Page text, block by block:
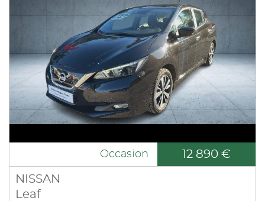
Occasion 12 890 €
NISSAN
Leaf